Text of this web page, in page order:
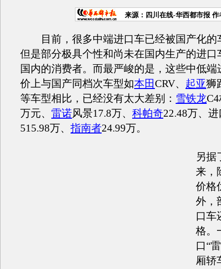
来源：四川在线-华西都市报 作
目前，很多中端进口车已经被国产化的
但是部分极具个性和尚未在国内生产的进口
国内的消费者。而最严峻的是，这些中低端
价上与国产同档次车型如本田CRV、 起亚狮
等车型相比，已经没有太大差别： 雪铁龙
万元、 雷诺风景17.8万、 科帕奇22.48万、
515.98万、 指南者24.99万。
另据
来，
价格
外，
口车
格。
口“
厢轿